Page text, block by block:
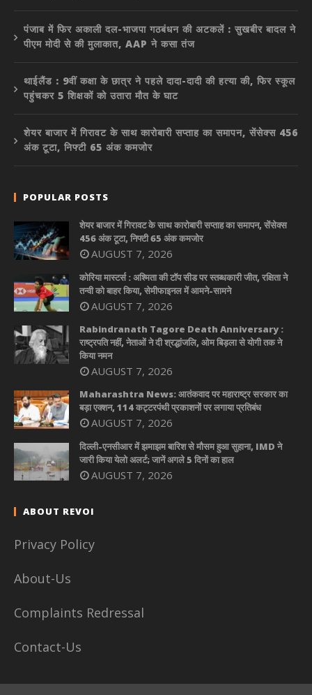
पंजाब में फिर अकाली दल-भाजपा गठबंधन की अटकलें : सुखबीर बादल ने
पीएम मोदी से की मुलाकात, AAP ने कसा तंज
थाईलैंड : 9वीं कक्षा के छात्र ने पहले दादा-दादी की हत्या की, फिर स्कूल
पहुंचकर 5 शिक्षकों को उतारा मौत के घाट
शेयर बाजार में गिरावट के साथ कारोबारी सप्ताह का समापन, सेंसेक्स 456
अंक टूटा, निफ्टी 65 अंक कमजोर
POPULAR POSTS
शेयर बाजार में गिरावट के साथ कारोबारी सप्ताह का समापन, सेंसेक्स
456 अंक टूटा, निफ्टी 65 अंक कमजोर
AUGUST 7, 2026
कोरिया मास्टर्स : अश्मिता की टॉप सीड पर स्तब्धकारी जीत, रक्षिता ने
तन्वी को बाहर किया, सेमीफाइनल में आमने-सामने
AUGUST 7, 2026
Rabindranath Tagore Death Anniversary :
राष्ट्रपति नहीं, नेताओं ने दी श्रद्धांजलि, ओम बिड़ला से योगी तक ने
किया नमन
AUGUST 7, 2026
Maharashtra News: आतंकवाद पर महाराष्ट्र सरकार का
बड़ा एक्शन, 114 कट्टरपंथी प्रकाशनों पर लगाया प्रतिबंध
AUGUST 7, 2026
दिल्ली-एनसीआर में झमाझम बारिश से मौसम हुआ सुहाना, IMD ने
जारी किया येलो अलर्ट; जानें अगले 5 दिनों का हाल
AUGUST 7, 2026
ABOUT REVOI
Privacy Policy
About-Us
Complaints Redressal
Contact-Us